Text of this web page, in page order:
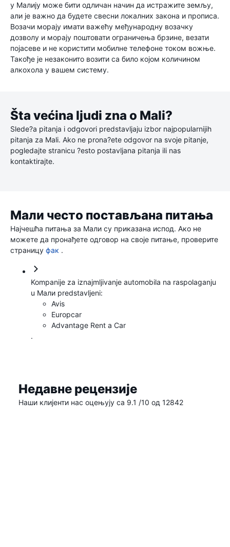
у Малију може бити одличан начин да истражите земљу,
али је важно да будете свесни локалних закона и прописа.
Возачи морају имати важећу међународну возачку
дозволу и морају поштовати ограничења брзине, везати
појасеве и не користити мобилне телефоне током вожње.
Такође је незаконито возити са било којом количином
алкохола у вашем систему.
Šta većina ljudi zna o Mali?
Slede?a pitanja i odgovori predstavljaju izbor najpopularnijih
pitanja za Mali. Ako ne prona?ete odgovor na svoje pitanje,
pogledajte stranicu ?esto postavljana pitanja ili nas
kontaktirajte.
Мали често постављана питања
Најчешћа питања за Мали су приказана испод. Ако не
можете да пронађете одговор на своје питање, проверите
страницу фак .
Kompanije za iznajmljivanje automobila na raspolaganju
u Мали predstavljeni:
Avis
Europcar
Advantage Rent a Car
.
Недавне рецензије
Наши клијенти нас оцењују са 9.1 /10 од 12842